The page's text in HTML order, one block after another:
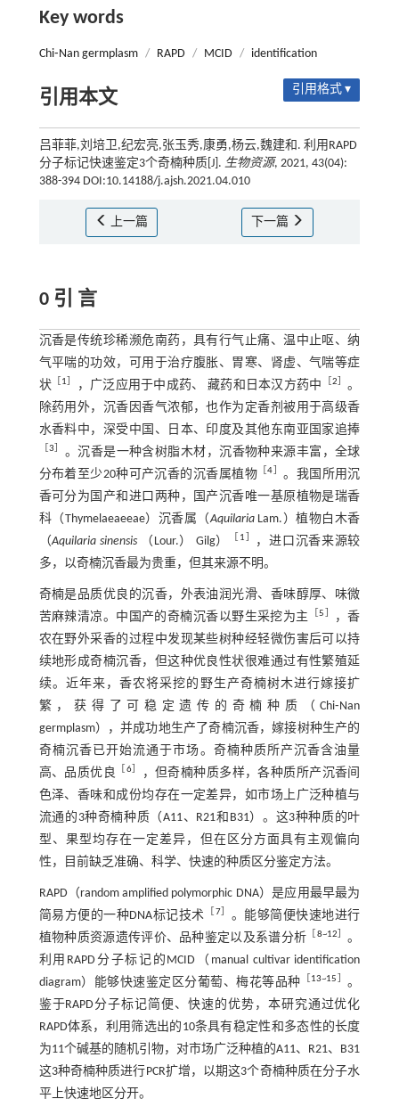
Key words
Chi⁃Nan germplasm / RAPD / MCID / identification
引用本文 引用格式 ▾
吕菲菲,刘培卫,纪宏亮,张玉秀,康勇,杨云,魏建和. 利用RAPD
分子标记快速鉴定3个奇楠种质[J]. 生物资源, 2021, 43(04):
388-394 DOI:10.14188/j.ajsh.2021.04.010
上一篇 下一篇
0 引 言
沉香是传统珍稀濒危南药，具有行气止痛、温中止呕、纳
气平喘的功效，可用于治疗腹胀、胃寒、肾虚、气喘等症
状［ 1 ，广泛应用于中成药、 藏药和日本汉方药中 2
。
除药用外，沉香因香气浓郁，也作为定香剂被用于高级香
水香料中，深受中国、日本、印度及其他东南亚国家追捧
［3
。沉香是一种含树脂木材，沉香物种来源丰富，全球
分布着至少20种可产沉香的沉香属植物［4
。我国所用沉
香可分为国产和进口两种，国产沉香唯一基原植物是瑞香
科（Thymelaeaeeae）沉香属（AquilariaLam.）植物白木香
（Aquilaria sinensis （Lour.） Gilg） 1
，进口沉香来源较
多，以奇楠沉香最为贵重，但其来源不明。
奇楠是品质优良的沉香，外表油润光滑、香味醇厚、味微
苦麻辣清凉。中国产的奇楠沉香以野生采挖为主
［5
，香
农在野外采香的过程中发现某些树种经轻微伤害后可以持
续地形成奇楠沉香，但这种优良性状很难通过有性繁殖延
续。近年来，香农将采挖的野生产奇楠树木进行嫁接扩
繁，获得了可稳定遗传的奇楠种质（Chi⁃Nan
germplasm），并成功地生产了奇楠沉香，嫁接树种生产的
奇楠沉香已开始流通于市场。奇楠种质所产沉香含油量
高、品质优良
6］
，但奇楠种质多样，各种质所产沉香间
色泽、香味和成份均存在一定差异，如市场上广泛种植与
流通的3种奇楠种质（A11、R21和B31）。这3种种质的叶
型、果型均存在一定差异，但在区分方面具有主观偏向
性，目前缺乏准确、科学、快速的种质区分鉴定方法。
RAPD（random amplified polymorphic DNA）是应用最早最为
简易方便的一种DNA标记技术
7］ 。能够简便快速地进行
植物种质资源遗传评价、品种鉴定以及系谱分析
8~12
。
利用RAPD分子标记的MCID（manual cultivar identification
diagram）能够快速鉴定区分葡萄、梅花等品种
13~15
。
鉴于RAPD分子标记简便、快速的优势，本研究通过优化
RAPD体系，利用筛选出的10条具有稳定性和多态性的长度
为11个碱基的随机引物，对市场广泛种植的A11、R21、B31
这3种奇楠种质进行PCR扩增，以期这3个奇楠种质在分子水
平上快速地区分开。